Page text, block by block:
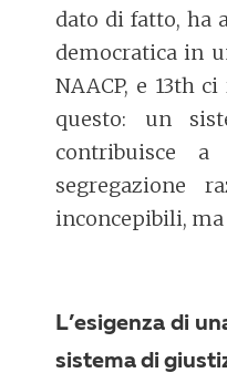
dato di fatto, ha
democratica in
NAACP, e 13th
questo: un
contribuisce
segregazione
inconcepibili,
L’esigenza di
sistema di